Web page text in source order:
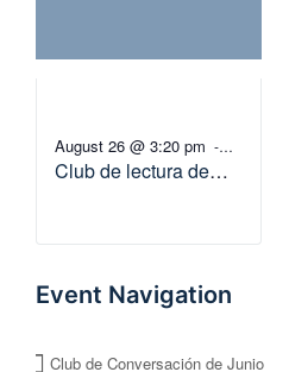
August 26 @ 3:20 pm -
4:20 pm
Club de lectura de
Event Navigation
Club de Conversación de Junio